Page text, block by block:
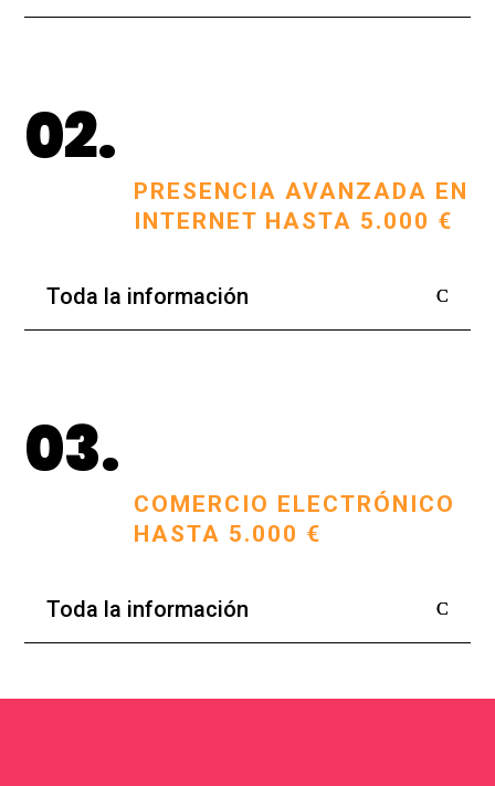
02.
PRESENCIA AVANZADA EN
INTERNET HASTA 5.000 €
Toda la información
03.
COMERCIO ELECTRÓNICO
HASTA 5.000 €
Toda la información